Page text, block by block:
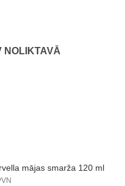
NOLIKTAVĀ
mājas smarža 120 ml